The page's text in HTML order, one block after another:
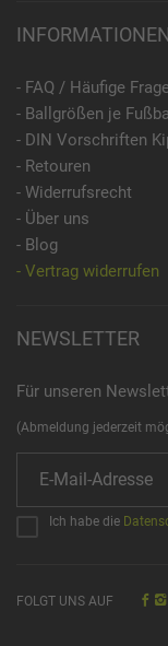
INFORMATIONEN
- FAQ / Häufige
- Ballgrößen je
- DIN Vorschriften
- Retouren
- Widerrufsrecht
- Über uns
- Blog
- Vertrag widerrufen
NEWSLETTER
Für unseren
(Abmeldung jederzeit
Ich habe die
FOLGT UNS AUF